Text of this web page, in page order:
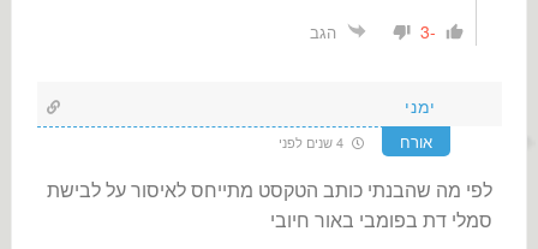
-3 הגב
ימני
אורח
לפי מה שהבנתי כותב הטקסט מתייחס לאיסור על לבישת
סמלי דת בפומבי באור חיובי